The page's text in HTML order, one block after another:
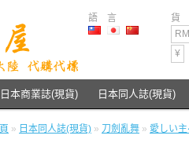
語 言
貨
¥
日本商業誌(現貨) 日本同人誌(現貨)
» 日本同人誌(現貨) » 刀劍亂舞 » 愛しい